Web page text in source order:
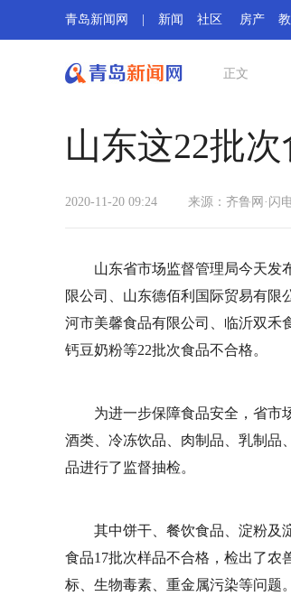
青岛新闻网 新闻 社区 房产
正文
山东这22批
2020-11-20 09:24 来源：齐鲁网·闪
山东省市场监督管理局今天发
限公司、山东德佰利国际贸易有限
河市美馨食品有限公司、临沂双禾
钙豆奶粉等22批次食品不合格。
为进一步保障食品安全，省市
酒类、冷冻饮品、肉制品、乳制品
品进行了监督抽检。
其中饼干、餐饮食品、淀粉及
食品17批次样品不合格，检出了农
标、生物毒素、重金属污染等问题。